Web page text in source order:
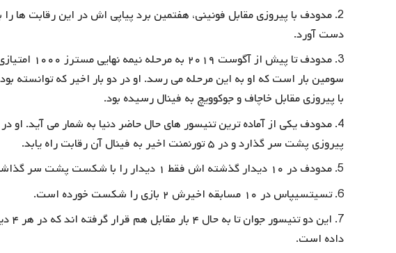
مدودف با پیروزی مقابل فونینی، هفتمین برد پیاپی اش در این رقابت
دست آورد.
مدودف تا پیش
با پیروزی مقابل خاچاف و جوکوویچ به فینال رسیده بود.
پیروزی پشت سر گذارد و در ۵ تورنمنت اخیر به فینال آن رقابت راه یابد.
مدودف در ۱۰ دیدار گذشته اش فقط ۱ دیدار را با شکست پشت سر گذاشته است.
تسیتسیپاس در ۱۰ مسابقه اخیرش ۲ بازی را شکست خورده است.
داده است.